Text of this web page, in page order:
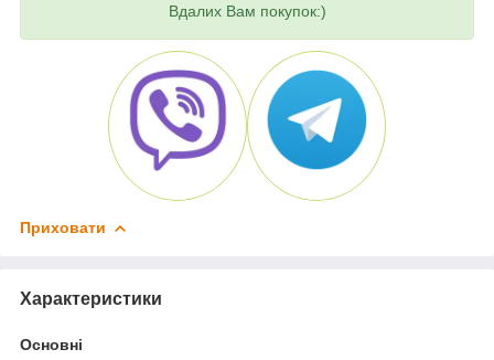
Вдалих Вам покупок:)
Приховати
Характеристики
Основні